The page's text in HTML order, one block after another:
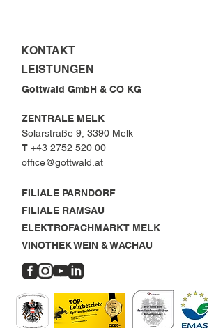
KONTAKT
LEISTUNGEN
Gottwald GmbH & CO KG
ZENTRALE MELK
Solarstraße 9, 3390 Melk
T +43 2752 520 00
office@gottwald.at
FILIALE PARNDORF
FILIALE RAMSAU
ELEKTROFACHMARKT MELK
VINOTHEK WEIN & WACHAU